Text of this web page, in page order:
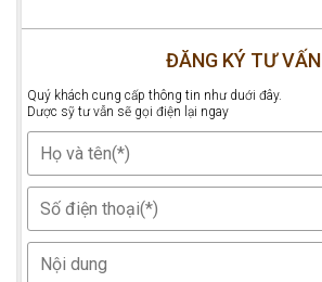
ĐĂNG KÝ TƯ VẤN
Quý khách cung cấp thông tin như duới đây.
Dược sỹ tư vẫn sẽ gọi điện lại ngay